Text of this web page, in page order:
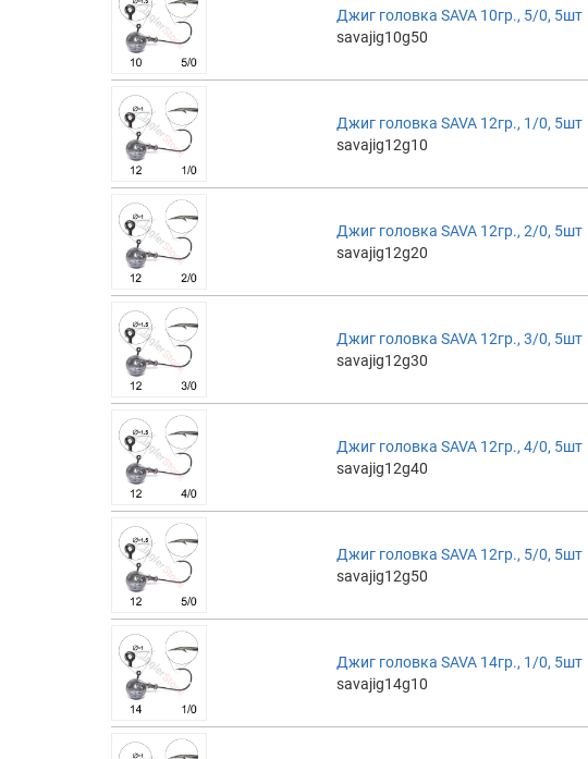
Джиг головка SAVA 10гр., 5/0, 5шт
savajig10g50
Джиг головка SAVA 12гр., 1/0, 5шт
savajig12g10
Джиг головка SAVA 12гр., 2/0, 5шт
savajig12g20
Джиг головка SAVA 12гр., 3/0, 5шт
savajig12g30
Джиг головка SAVA 12гр., 4/0, 5шт
savajig12g40
Джиг головка SAVA 12гр., 5/0, 5шт
savajig12g50
Джиг головка SAVA 14гр., 1/0, 5шт
savajig14g10